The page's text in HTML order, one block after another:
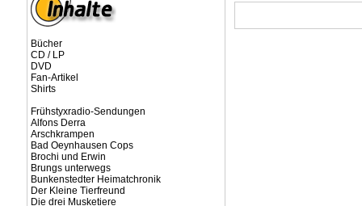
Bücher
CD / LP
DVD
Fan-Artikel
Shirts
Frühstyxradio-Sendungen
Alfons Derra
Arschkrampen
Bad Oeynhausen Cops
Brochi und Erwin
Brungs unterwegs
Bunkenstedter Heimatchronik
Der Kleine Tierfreund
Die drei Musketiere